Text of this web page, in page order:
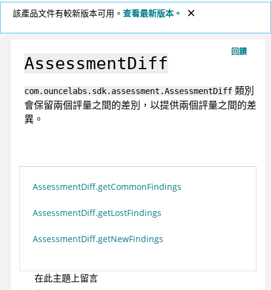
該產品文件有較新版本可用。 查看最新版本。
回饋
AssessmentDiff
com.ouncelabs.sdk.assessment.AssessmentDiff 類別
會保留兩個評量之間的差別，以提供兩個評量之間的差
異。
AssessmentDiff.getCommonFindings
AssessmentDiff.getLostFindings
AssessmentDiff.getNewFindings
在此主題上留言